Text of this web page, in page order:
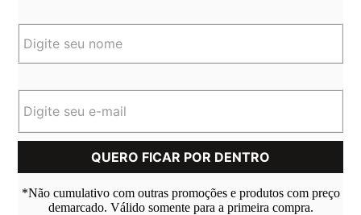
*Não cumulativo com outras promoções e produtos com preço
demarcado. Válido somente para a primeira compra.